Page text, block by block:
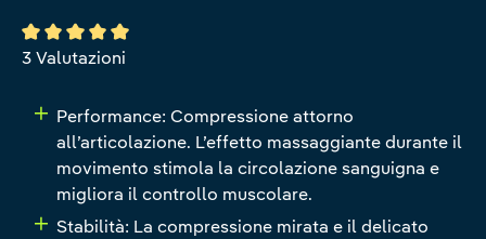
Valutazione media di 5 su 5 stelle
3 Valutazioni
Performance: Compressione attorno
all’articolazione. L’effetto massaggiante durante il
movimento stimola la circolazione sanguigna e
migliora il controllo muscolare.
Stabilità: La compressione mirata e il delicato